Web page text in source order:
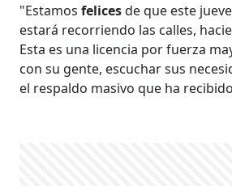
"Estamosfelicesde que este
estará recorriendo las calles,
Esta es una licencia por fuerza
con su gente, escuchar sus
el respaldo masivo que ha